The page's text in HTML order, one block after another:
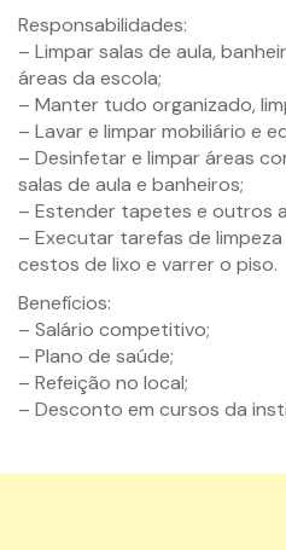
Responsabilidades:
– Limpar salas de aula,
áreas da escola;
– Manter tudo organizado,
– Lavar e limpar mobiliário e
– Desinfetar e limpar áreas
salas de aula e banheiros;
– Estender tapetes e outros
– Executar tarefas de
cestos de lixo e varrer o piso.
Benefícios:
– Salário competitivo;
– Plano de saúde;
– Refeição no local;
– Desconto em cursos da